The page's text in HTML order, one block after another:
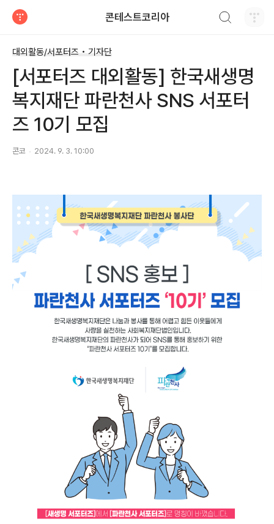
콘테스트코리아
대외활동/서포터즈 • 기자단
[서포터즈 대외활동] 한국새생명
복지재단 파란천사 SNS 서포터
즈 10기 모집
콘코 2024. 9. 3. 10:00